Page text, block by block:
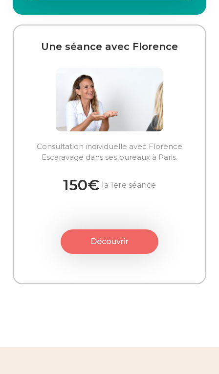
Une séance avec Florence
Consultation individuelle avec Florence
Escaravage dans ses bureaux à Paris.
150€ la 1ere séance
Découvrir